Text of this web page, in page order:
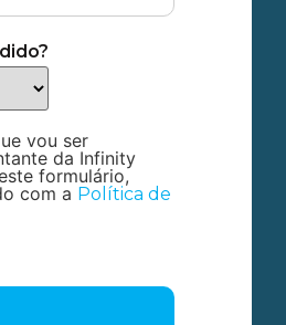
vou ser
da Infinity
formulário,
com a Política de